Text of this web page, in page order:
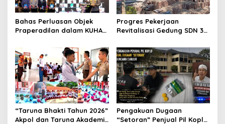
Bahas Perluasan Objek
Praperadilan dalam KUHAP
Jaya Buka Seminar Hukum
Progres Pekerjaan
Revitalisasi Gedung SDN 3
Mencapai 50 Persen
“Taruna Bhakti Tahun 2026”
Akpol dan Taruna Akademi
Pengakuan Dugaan
“Setoran” Penjual Pil Koplo